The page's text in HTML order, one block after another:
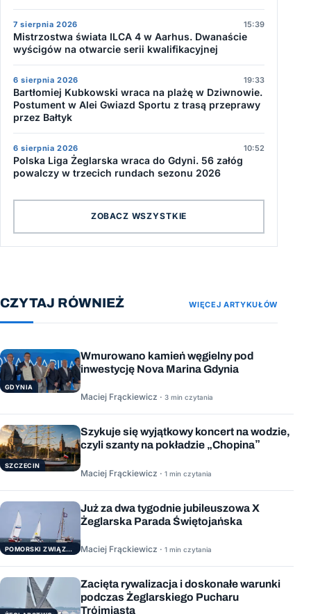
7 sierpnia 2026 15:39
Mistrzostwa świata ILCA 4 w Aarhus. Dwanaście
wyścigów na otwarcie serii kwalifikacyjnej
6 sierpnia 2026 19:33
Bartłomiej Kubkowski wraca na plażę w Dziwnowie.
Postument w Alei Gwiazd Sportu z trasą przeprawy
przez Bałtyk
6 sierpnia 2026 10:52
Polska Liga Żeglarska wraca do Gdyni. 56 załóg
powalczy w trzecich rundach sezonu 2026
ZOBACZ WSZYSTKIE
CZYTAJ RÓWNIEŻ WIĘCEJ ARTYKUŁÓW
GDYNIA
Wmurowano kamień węgielny pod
inwestycję Nova Marina Gdynia
Maciej Frąckiewicz · 3 min czytania
SZCZECIN
Szykuje się wyjątkowy koncert na wodzie,
czyli szanty na pokładzie „Chopina”
Maciej Frąckiewicz · 1 min czytania
POMORSKI ZWIĄZEK ŻEGLARSKI
Już za dwa tygodnie jubileuszowa X
Żeglarska Parada Świętojańska
Maciej Frąckiewicz · 1 min czytania
Zacięta rywalizacja i doskonałe warunki
podczas Żeglarskiego Pucharu
Trójmiasta